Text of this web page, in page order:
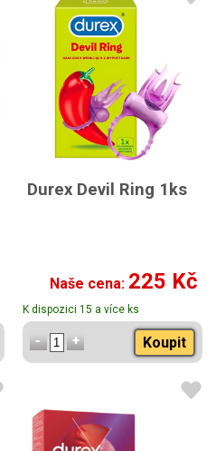
Durex Devil Ring 1ks
Naše cena: 225 Kč
K dispozici 15 a více ks
Koupit